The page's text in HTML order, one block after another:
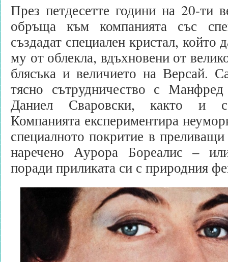
През петдесетте години на 20-ти
обръща към компанията със
създадат специален кристал, който
му от облекла, вдъхновени от
блясъка и величието на Версай.
тясно сътрудничество с
Даниел Сваровски, както и
Компанията експериментира
специалното покритие в преливащи
наречено Аурора Бореалис –
поради приликата си с природния